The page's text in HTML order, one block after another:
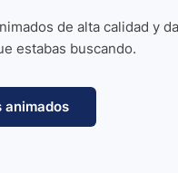
de alta calidad y
estabas buscando.
animados